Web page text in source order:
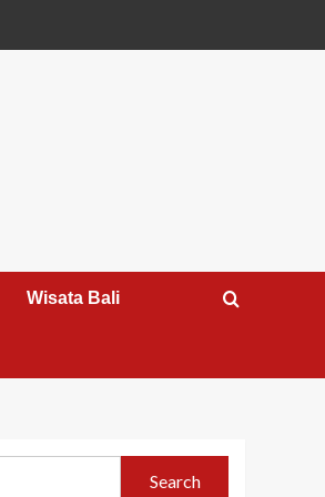
Wisata Bali